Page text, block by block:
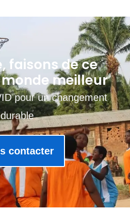
faisons de ce
meilleur
pour un changement
durable
contacter